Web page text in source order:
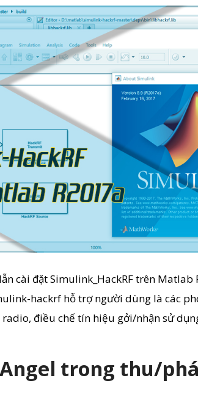
cài đặt Simulink_HackRF trên Matlab
hackrf hỗ trợ người dùng là các
điều chế tín hiệu gởi/nhận sử
trong thu/